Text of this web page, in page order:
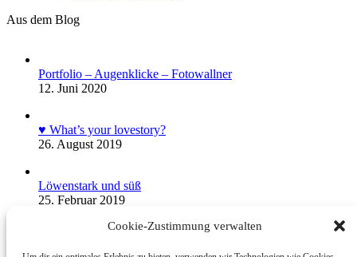
Cookie-Zustimmung verwalten
Aus dem Blog
Portfolio – Augenklicke – Fotowallner
12. Juni 2020
♥ What’s your lovestory?
26. August 2019
Löwenstark und süß
25. Februar 2019